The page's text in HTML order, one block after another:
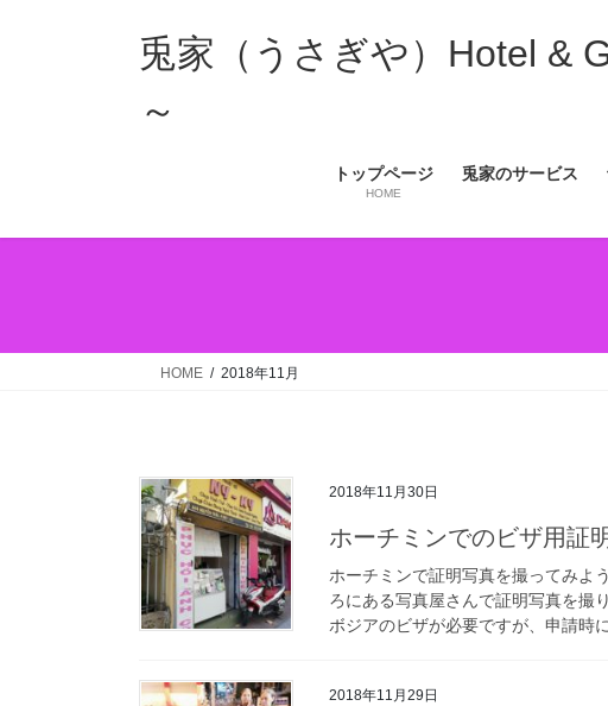
ッ
移
兎家（うさぎや）Hotel &
～
トップページ
HOME
兎家のサービス
HOME 2018年11月
2018年11月30日
ホーチミンでのビザ用証
ホーチミンで証明写真を撮ってみよ
ろにある写真屋さんで証明写真を撮
ボジアのビザが必要ですが、申請時
2018年11月29日